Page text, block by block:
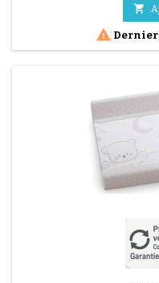
offrir un confort
praticité, elle est

